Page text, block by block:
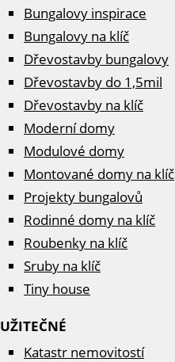
Bungalovy inspirace
Bungalovy na klíč
Dřevostavby bungalovy
Dřevostavby do 1,5mil
Dřevostavby na klíč
Moderní domy
Modulové domy
Montované domy na klíč
Projekty bungalovů
Rodinné domy na klíč
Roubenky na klíč
Sruby na klíč
Tiny house
UŽITEČNÉ
Katastr nemovitostí